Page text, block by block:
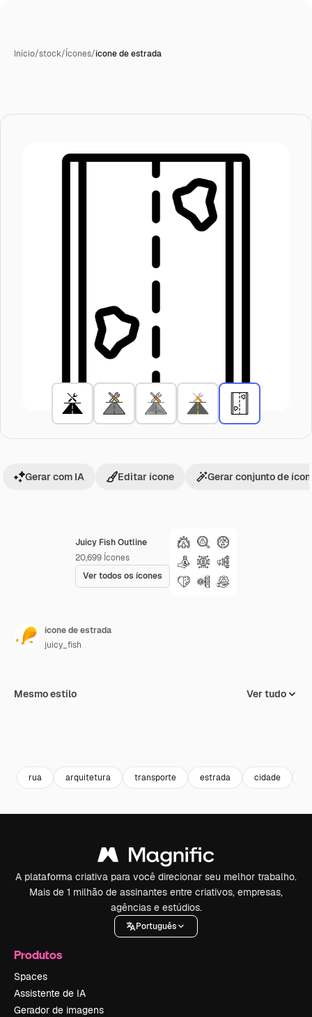
Início/stock/Ícones/ícone de estrada
Juicy Fish Outline
20,699 Ícones
Ver todos os ícones
Gerar com IA Editar ícone Gerar conjunto de
ícone de estrada
juicy_fish
Mesmo estilo Ver tudo
rua arquitetura transporte estrada cidade
A plataforma criativa para você direcionar seu melhor trabalho.
Mais de 1 milhão de assinantes entre criativos, empresas,
agências e estúdios.
Português
Produtos
Spaces
Assistente de IA
Gerador de imagens